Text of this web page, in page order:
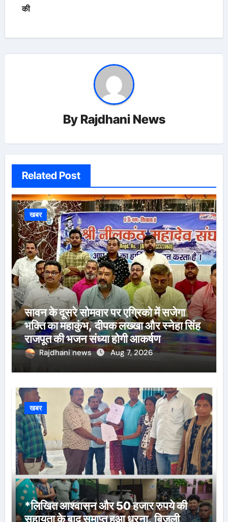
की
By Rajdhani News
Related Post
खबर
सावन के दूसरे सोमवार पर एग्रिको में सजेगा
भक्ति का महाकुंभ, दीपक लख्खा और स्नेहा सिंह
राजपूत की भजन संध्या होगी आकर्षण
Rajdhani news Aug 7, 2026
खबर
*लिखित आश्वासन और 50 हजार रुपये की
सहायता के बाद समाप्त हुआ धरना, बिजली